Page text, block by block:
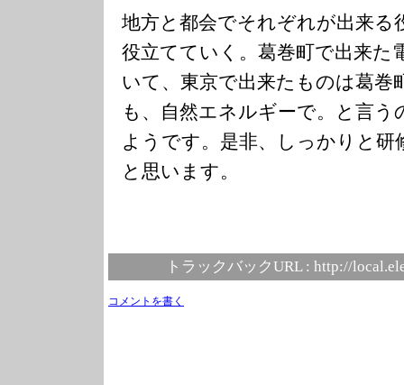
地方と都会でそれぞれが出来る
役立てていく。葛巻町で出来た
いて、東京で出来たものは葛巻
も、自然エネルギーで。と言
ようです。是非、しっかりと
と思います。
トラックバックURL : http://
コメントを書く